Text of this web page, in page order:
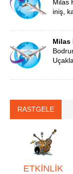
Milas
iniş,
Milas
RASTGELE
ETKİNLİK